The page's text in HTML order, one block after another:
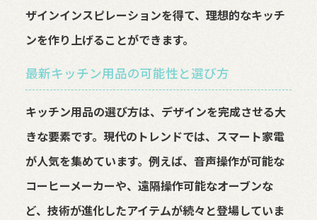
ザインインスピレーションを得て、理想的なキッチ
ンを作り上げることができます。
最新キッチン用品の可能性と選び方
キッチン用品の選び方は、デザインを完成させる大
きな要素です。現代のトレンドでは、スマート家電
が人気を集めています。例えば、音声操作が可能な
コーヒーメーカーや、遠隔操作可能なオーブンな
ど、技術が進化したアイテムが続々と登場していま